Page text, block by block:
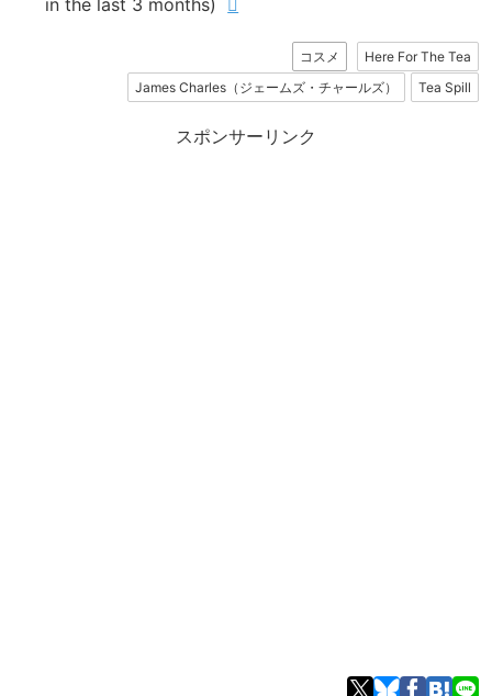
コスメ
Here For The Tea
James Charles（ジェームズ・チャールズ）
Tea Spill
スポンサーリンク